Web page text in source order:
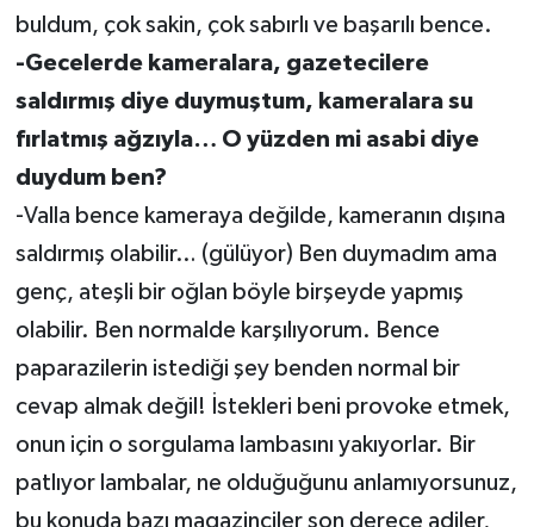
buldum, çok sakin, çok sabırlı ve başarılı bence.
-Gecelerde kameralara, gazetecilere
saldırmış diye duymuştum, kameralara su
fırlatmış ağzıyla… O yüzden mi asabi diye
duydum ben?
-Valla bence kameraya değilde, kameranın dışına
saldırmış olabilir… (gülüyor) Ben duymadım ama
genç, ateşli bir oğlan böyle birşeyde yapmış
olabilir. Ben normalde karşılıyorum. Bence
paparazilerin istediği şey benden normal bir
cevap almak değil! İstekleri beni provoke etmek,
onun için o sorgulama lambasını yakıyorlar. Bir
patlıyor lambalar, ne olduğuğunu anlamıyorsunuz,
bu konuda bazı magazinciler son derece adiler,